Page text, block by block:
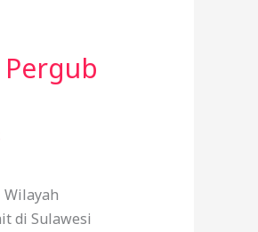
di Sulawesi